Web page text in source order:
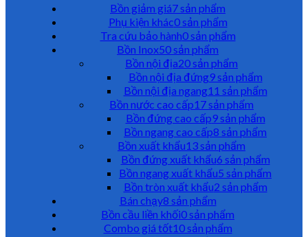
Bồn giảm giá7 sản phẩm
Phụ kiện khác0 sản phẩm
Tra cứu bảo hành0 sản phẩm
Bồn Inox50 sản phẩm
Bồn nội địa20 sản phẩm
Bồn nội địa đứng9 sản phẩm
Bồn nội địa ngang11 sản phẩm
Bồn nước cao cấp17 sản phẩm
Bồn đứng cao cấp9 sản phẩm
Bồn ngang cao cấp8 sản phẩm
Bồn xuất khẩu13 sản phẩm
Bồn đứng xuất khẩu6 sản phẩm
Bồn ngang xuất khẩu5 sản phẩm
Bồn tròn xuất khẩu2 sản phẩm
Bán chạy8 sản phẩm
Bồn cầu liền khối0 sản phẩm
Combo giá tốt10 sản phẩm